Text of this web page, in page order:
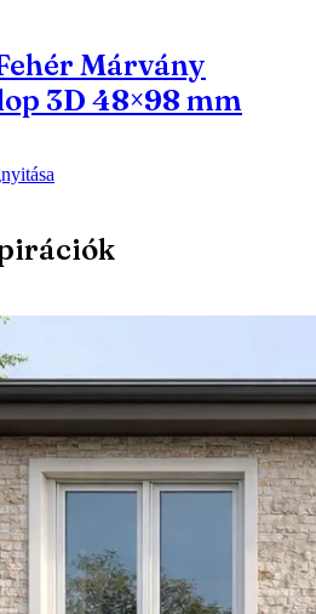
Márvány
3D 48×98 mm